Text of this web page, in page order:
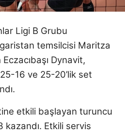
Ligi B Grubu
temsilcisi Maritza
Dynavit,
16 ve 25-20’lik set
etkili başlayan turuncu
kazandı. Etkili servis